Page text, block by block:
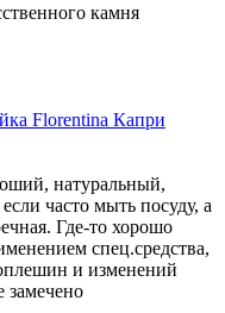
камня
Florentina Капри
натуральный,
часто мыть посуду, а
Где-то хорошо
спец.средства,
и изменений
замечено